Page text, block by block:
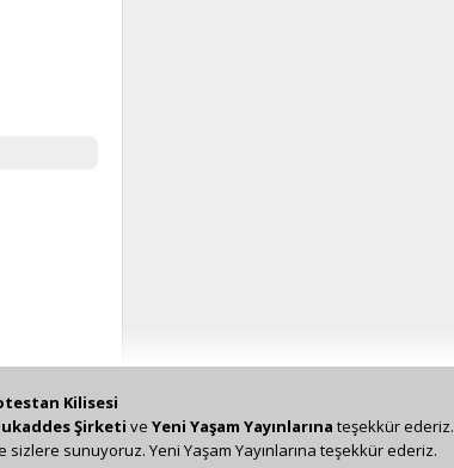
Kilisesi
Şirketi ve Yeni Yaşam Yayınlarına teşekkür ederiz.
sizlere sunuyoruz. Yeni Yaşam Yayınlarına teşekkür ederiz.